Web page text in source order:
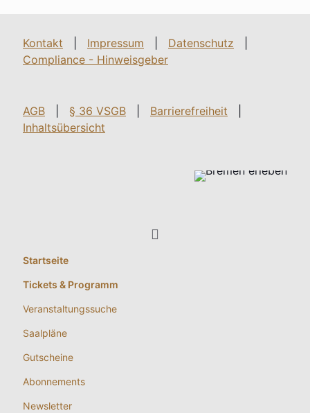
Kontakt Impressum Datenschutz
Compliance - Hinweisgeber
AGB § 36 VSGB Barrierefreiheit
Inhaltsübersicht
Startseite
Tickets & Programm
Veranstaltungssuche
Saalpläne
Gutscheine
Abonnements
Newsletter